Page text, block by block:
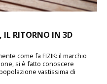
IL RITORNO IN 3D
come fa FIZIK: il marchio
si è fatto conoscere
vastissima di